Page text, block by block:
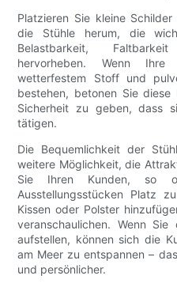
Platzieren Sie kleine
die Stühle herum, die
Belastbarkeit,
hervorheben. Wenn Ihre
wetterfestem Stoff und
bestehen, betonen Sie
Sicherheit zu geben, dass
tätigen.
Die Bequemlichkeit der
weitere Möglichkeit, die
Sie Ihren Kunden, so
Ausstellungsstücken Platz
Kissen oder Polster
veranschaulichen. Wenn
aufstellen, können sich die
am Meer zu entspannen –
und persönlicher.